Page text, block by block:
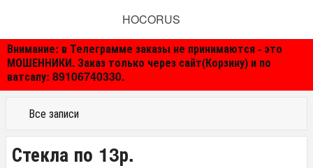
Внимание: в Телеграмме заказы не принимаются - это
МОШЕННИКИ. Заказ только через сайт(Корзину) и по
ватсапу: 89106740330.
HOCORUS
Все записи
Стекла по 13р.